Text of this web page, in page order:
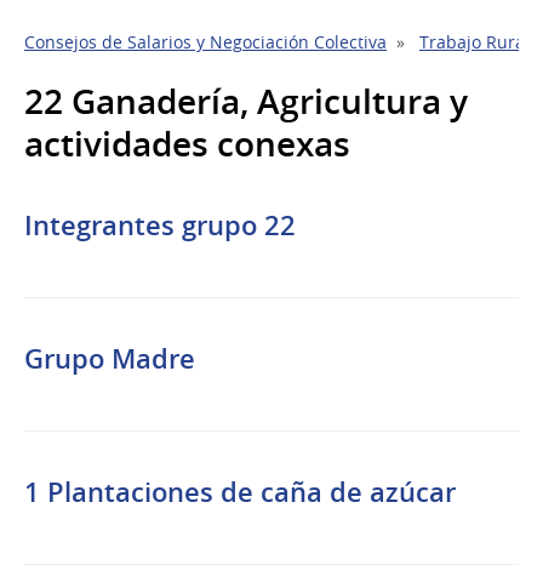
Consejos de Salarios y Negociación Colectiva Trabajo Rural
22 Ganadería, Agricultura y
actividades conexas
Integrantes grupo 22
Grupo Madre
1 Plantaciones de caña de azúcar